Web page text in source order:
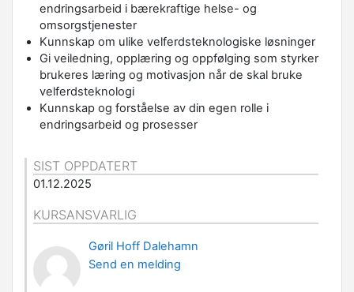
endringsarbeid i bærekraftige helse- og
omsorgstjenester
Kunnskap om ulike velferdsteknologiske løsninger
Gi veiledning, opplæring og oppfølging som styrker
brukeres læring og motivasjon når de skal bruke
velferdsteknologi
Kunnskap og forståelse av din egen rolle i
endringsarbeid og prosesser
SIST OPPDATERT
01.12.2025
KURSANSVARLIG
Gøril Hoff Dalehamn
Send en melding